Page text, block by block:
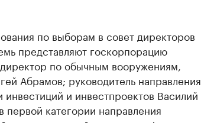
по выборам в совет директоров
представляют госкорпорацию
по обычным вооружениям,
Абрамов; руководитель направления
и инвестпроектов Василий
первой категории направления